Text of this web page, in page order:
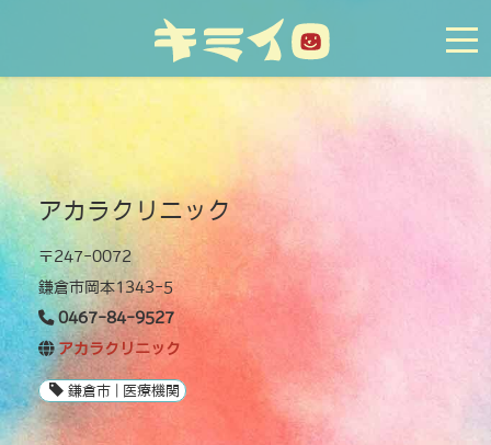
アカラクリニック
〒247-0072
鎌倉市岡本1343-5
0467-84-9527
アカラクリニック
鎌倉市 | 医療機関